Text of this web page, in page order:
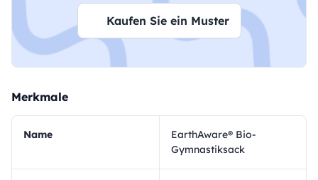
Kaufen Sie ein Muster
Merkmale
Name
EarthAware® Bio-
Gymnastiksack